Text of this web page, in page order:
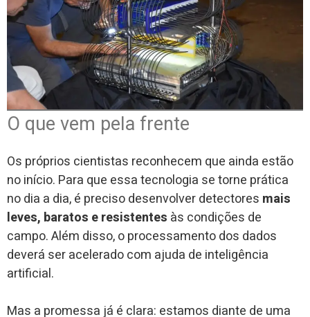
O que vem pela frente
Os próprios cientistas reconhecem que ainda estão
no início. Para que essa tecnologia se torne prática
no dia a dia, é preciso desenvolver detectores mais
leves, baratos e resistentes às condições de
campo. Além disso, o processamento dos dados
deverá ser acelerado com ajuda de inteligência
artificial.
Mas a promessa já é clara: estamos diante de uma